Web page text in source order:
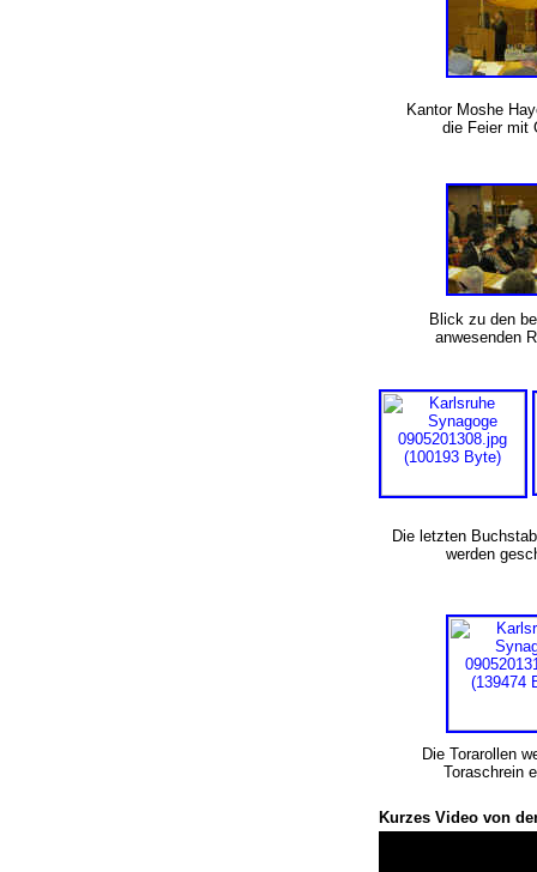
Kantor Moshe
die Feier
Blick zu den
anwesenden
Die letzten
werden
Die Torarollen
Toraschrein
Kurzes Video von